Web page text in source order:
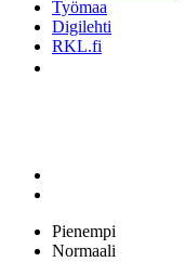
Työmaa
Digilehti
RKL.fi
Pienempi
Normaali